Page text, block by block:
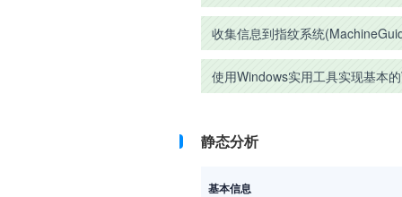
收集信息到指纹系统
使用Windows实用工具实现基本
静态分析
基本信息